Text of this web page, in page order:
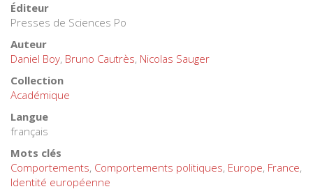
Éditeur
Presses de Sciences Po
Auteur
Daniel Boy, Bruno Cautrès, Nicolas Sauger
Collection
Académique
Langue
français
Mots clés
Comportements, Comportements politiques, Europe, France,
Identité européenne